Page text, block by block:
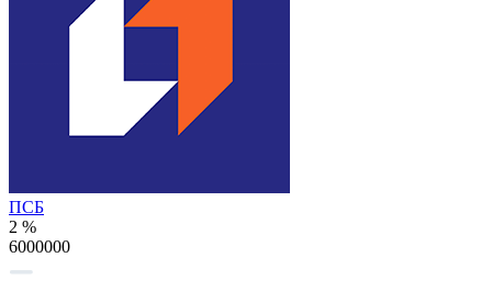
ПСБ
2 %
6000000